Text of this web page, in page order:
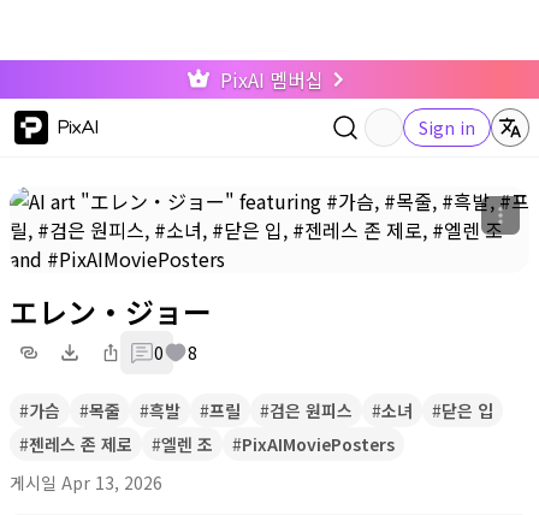
PixAI 멤버십
PixAI Sign in
エレン・ジョー
0 8
#가슴 #목줄 #흑발 #프릴 #검은 원피스 #소녀 #닫은 입
#젠레스 존 제로 #엘렌 조 #PixAIMoviePosters
게시일 Apr 13, 2026